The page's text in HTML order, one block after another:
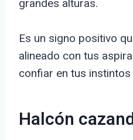
grandes alturas.
Es un signo positivo
alineado con tus
confiar en tus instintos
Halcón